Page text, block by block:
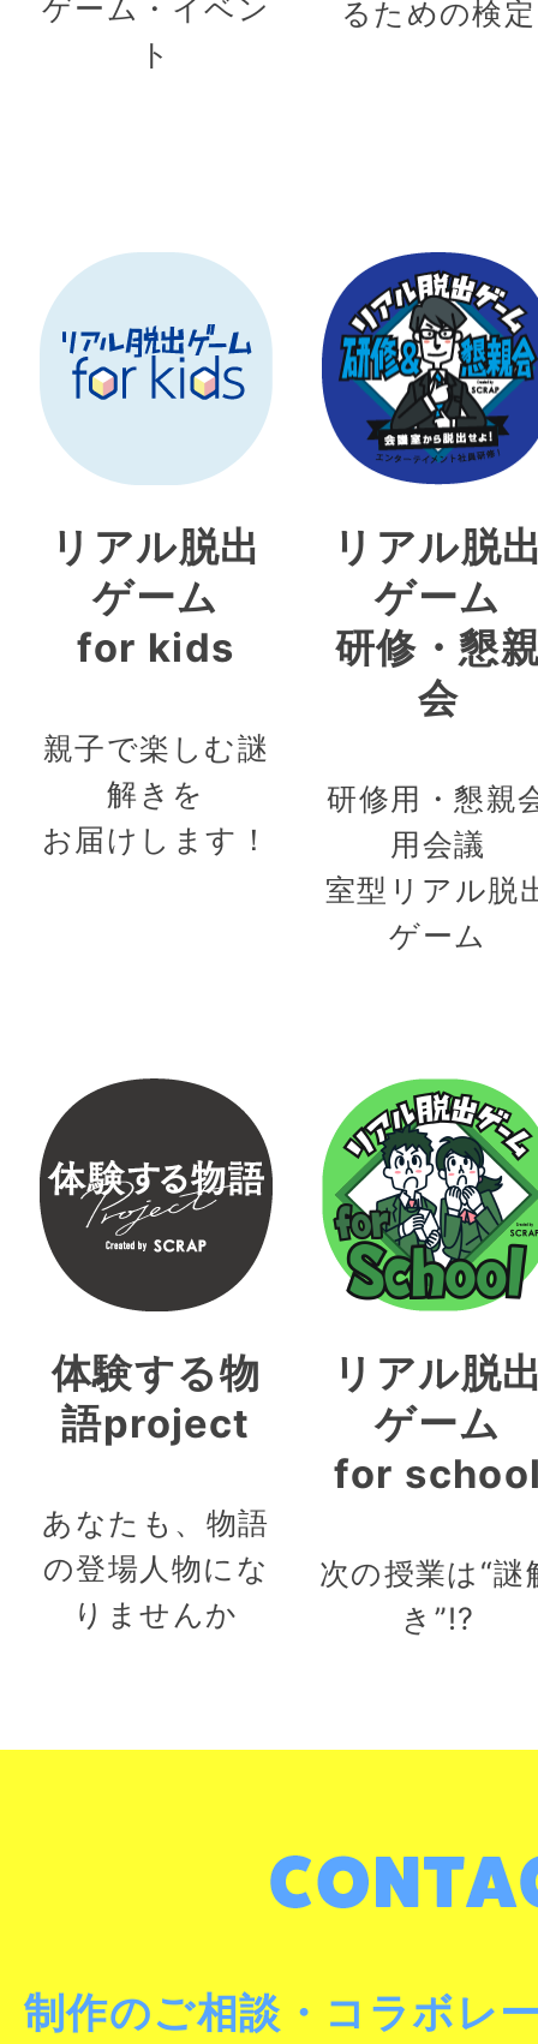
ゲーム・イベン
ト
るための検定
リアル脱出
ゲーム
for kids
親子で楽しむ謎
解きを
お届けします！
リアル脱
ゲーム
研修・懇
会
研修用・懇親
用会議
室型リアル脱
ゲーム
体験する物
語project
あなたも、物語
の登場人物にな
りませんか
リアル脱
ゲーム
for
次の授業は“謎
き”!?
制作のご相談・コラボレ